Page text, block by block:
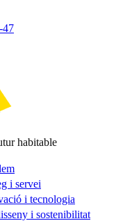
47
habitable
i servei
i tecnologia
i sostenibilitat